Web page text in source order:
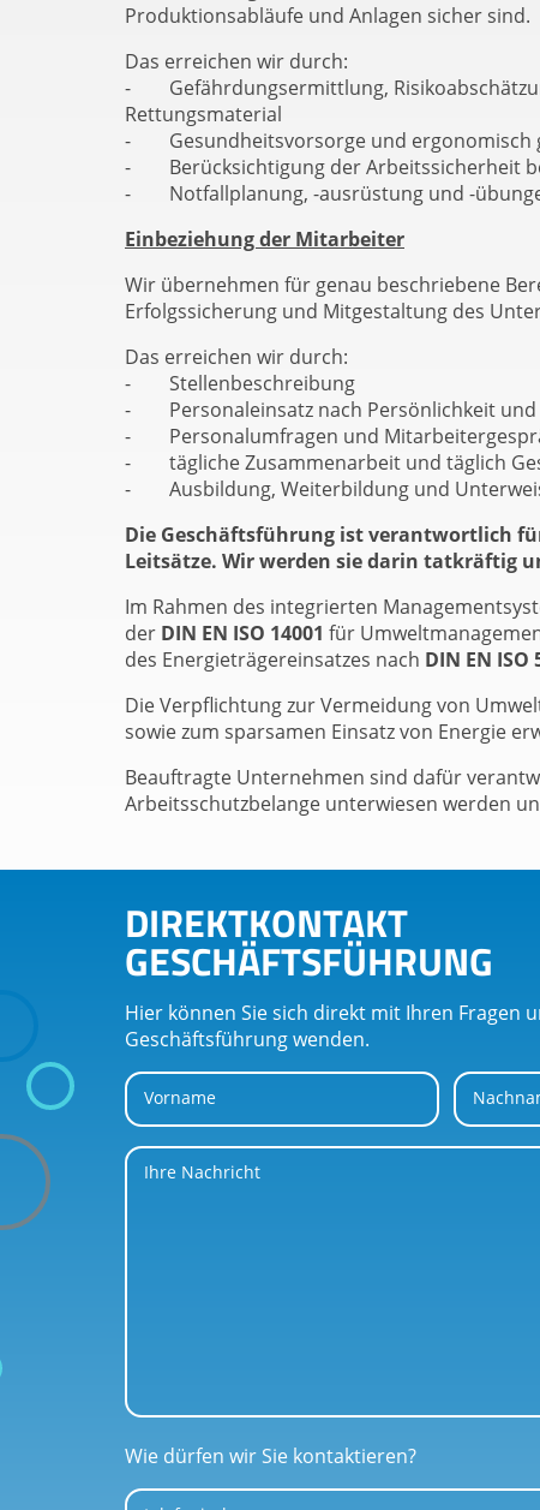
Produktionsabläufe und Anlagen sicher sind.
Das erreichen wir durch:
- Gefährdungsermittlung,
Rettungsmaterial
- Gesundheitsvorsorge und ergonomisch
- Berücksichtigung der Arbeitssicherheit
- Notfallplanung, -ausrüstung und -
Einbeziehung der Mitarbeiter
Wir übernehmen für genau beschriebene
Erfolgssicherung und Mitgestaltung des
Das erreichen wir durch:
- Stellenbeschreibung
- Personaleinsatz nach Persönlichkeit und
- Personalumfragen und
- tägliche Zusammenarbeit und täglich
- Ausbildung, Weiterbildung und
Die Geschäftsführung ist verantwortlich
Leitsätze. Wir werden sie darin tatkräftig
Im Rahmen des integrierten
der DIN EN ISO 14001 für
des Energieträgereinsatzes nach DIN EN ISO
Die Verpflichtung zur Vermeidung von
sowie zum sparsamen Einsatz von Energie
Beauftragte Unternehmen sind dafür
Arbeitsschutzbelange unterwiesen werden
DIREKTKONTAKT
GESCHÄFTSFÜHRUNG
Hier können Sie sich direkt mit Ihren Fragen
Geschäftsführung wenden.
Vorname
Ihre Nachricht
Wie dürfen wir Sie kontaktieren?